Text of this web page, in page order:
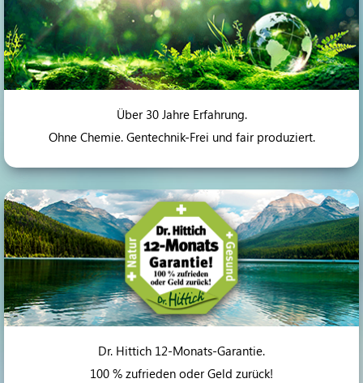
Über 30 Jahre Erfahrung.
Ohne Chemie. Gentechnik-Frei und fair produziert.
Dr. Hittich 12-Monats-Garantie.
100 % zufrieden oder Geld zurück!